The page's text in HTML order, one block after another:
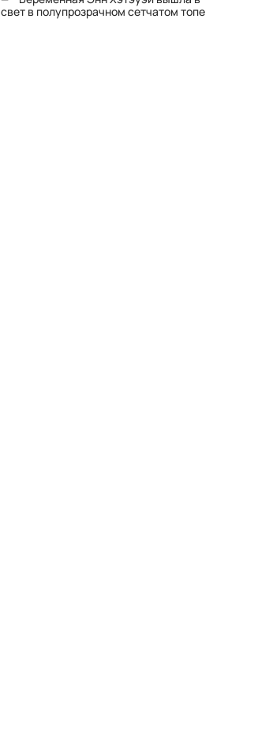
свет в полупрозрачном сетчатом топе